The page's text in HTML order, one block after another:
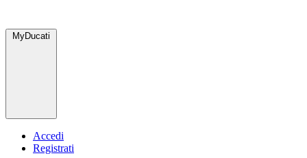
MyDucati
Accedi
Registrati